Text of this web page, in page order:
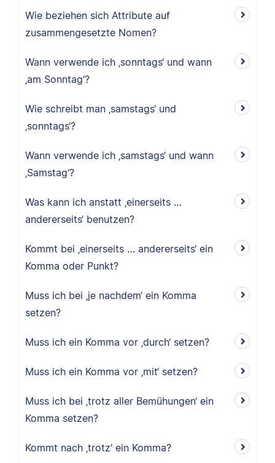
Wie beziehen sich Attribute auf
zusammengesetzte Nomen?
Wann verwende ich ‚sonntags‘ und wann
‚am Sonntag‘?
Wie schreibt man ‚samstags‘ und
‚sonntags‘?
Wann verwende ich ‚samstags‘ und wann
‚Samstag‘?
Was kann ich anstatt ‚einerseits …
andererseits‘ benutzen?
Kommt bei ‚einerseits … andererseits‘ ein
Komma oder Punkt?
Muss ich bei ‚je nachdem‘ ein Komma
setzen?
Muss ich ein Komma vor ‚durch‘ setzen?
Muss ich ein Komma vor ‚mit‘ setzen?
Muss ich bei ‚trotz aller Bemühungen‘ ein
Komma setzen?
Kommt nach ‚trotz‘ ein Komma?